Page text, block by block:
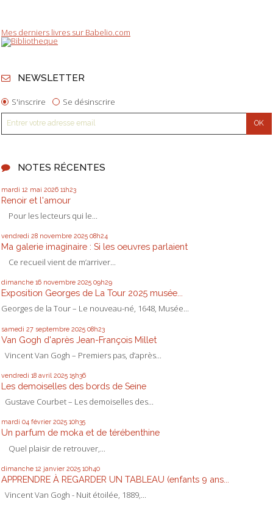
Mes derniers livres sur Babelio.com
NEWSLETTER
S'inscrire Se désinscrire
NOTES RÉCENTES
mardi 12 mai 2026 11h23
Renoir et l'amour
Pour les lecteurs qui le...
vendredi 28 novembre 2025 08h24
Ma galerie imaginaire : Si les oeuvres parlaient
Ce recueil vient de m’arriver...
dimanche 16 novembre 2025 09h29
Exposition Georges de La Tour 2025 musée...
Georges de la Tour – Le nouveau-né, 1648, Musée...
samedi 27 septembre 2025 08h23
Van Gogh d'après Jean-François Millet
Vincent Van Gogh – Premiers pas, d’après...
vendredi 18 avril 2025 15h36
Les demoiselles des bords de Seine
Gustave Courbet – Les demoiselles des...
mardi 04 février 2025 10h35
Un parfum de moka et de térébenthine
Quel plaisir de retrouver,...
dimanche 12 janvier 2025 10h40
APPRENDRE À REGARDER UN TABLEAU (enfants 9 ans...
Vincent Van Gogh - Nuit étoilée, 1889,...